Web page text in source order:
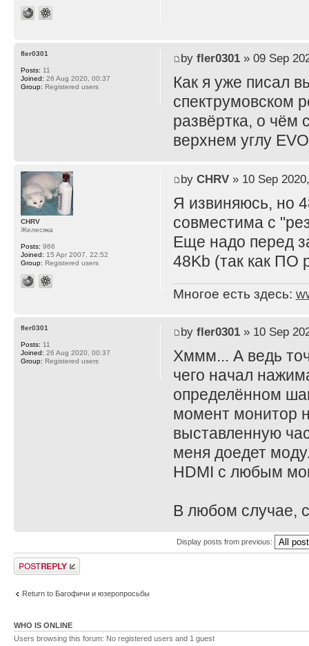
by fler0301» 09 Sep
Как я уже писал
спектрумовском
развёртка, о чём
верхнем углу
fler0301
Posts: 11
Joined: 26 Aug 2020, 00:37
Group: Registered users
by CHRV» 10 Sep
Я извиняюсь, но
совместима с
Еще надо перед
48Kb (так как ПО
Многое есть здесь:
CHRV
Желесяка
Posts: 966
Joined: 15 Apr 2007, 22:52
Group: Registered users
by fler0301» 10 Sep
Хммм... А ведь
чего начал
определённом
момент монитор
выставленную
меня доедет
HDMI с любым
В любом случае,
fler0301
Posts: 11
Joined: 26 Aug 2020, 00:37
Group: Registered users
Display posts from previous:
Post a reply
Return to Багофичи и юзеропросьбы
WHO IS ONLINE
Users browsing this forum: No registered users and 1 guest